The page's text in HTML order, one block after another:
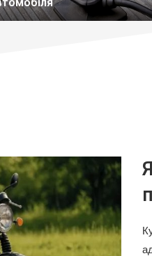
17, 2026